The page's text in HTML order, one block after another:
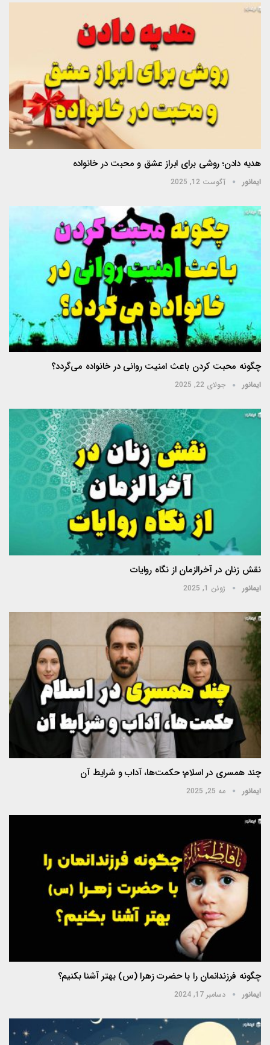
هدیه دادن؛ روشی برای ابراز عشق و محبت در خانواده
ایمانور آگوست 12, 2025
چگونه محبت کردن باعث امنیت روانی در خانواده می‌گردد؟
ایمانور جولای 22, 2025
نقش زنان در آخرالزمان از نگاه روایات
ایمانور ژوئن 1, 2025
چند همسری در اسلام؛ حکمت‌ها، آداب و شرایط آن
ایمانور مه 25, 2025
چگونه فرزندانمان را با حضرت زهرا (س) بهتر آشنا بکنیم؟
ایمانور دسامبر 17, 2024